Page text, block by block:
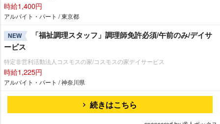
時給1,400円
アルバイト・パート / 東京都
NEW
「福祉調理スタッフ」調理師免許必須/午前のみ/デイサ
ービス
特定非営利活動法人コスモスの家/コスモスの家デイサービス
時給1,225円
アルバイト・パート / 神奈川県
続きはこちら